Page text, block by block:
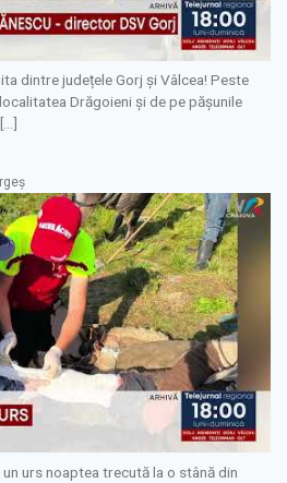
dintre județele Gorj și Vâlcea! Peste
Drăgoieni și de pe pășunile
urs noaptea trecută la o stână din